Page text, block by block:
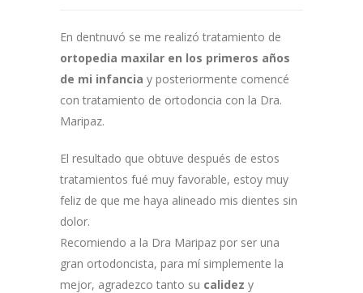
En dentnuvó se me realizó tratamiento de
ortopedia maxilar en los primeros años
de mi infancia y posteriormente comencé
con tratamiento de ortodoncia con la Dra.
Maripaz.
El resultado que obtuve después de estos
tratamientos fué muy favorable, estoy muy
feliz de que me haya alineado mis dientes sin
dolor.
Recomiendo a la Dra Maripaz por ser una
gran ortodoncista, para mí simplemente la
mejor, agradezco tanto su calidez y